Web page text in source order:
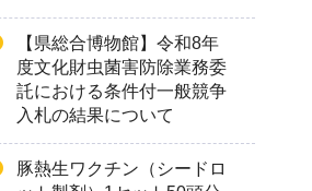
【県総合博物館】令和8年
度文化財虫菌害防除業務委
託における条件付一般競争
入札の結果について
豚熱生ワクチン（シードロ